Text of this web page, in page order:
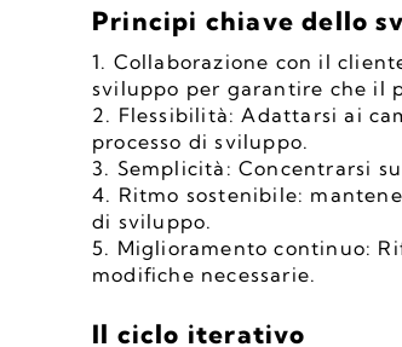
Principi chiave dello
1. Collaborazione con il
sviluppo per garantire che il
2. Flessibilità: Adattarsi ai
processo di sviluppo.
3. Semplicità: Concentrarsi
4. Ritmo sostenibile:
di sviluppo.
5. Miglioramento continuo:
modifiche necessarie.
Il ciclo iterativo